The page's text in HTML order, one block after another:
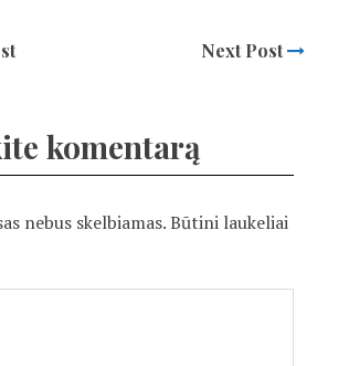
Next Post
komentarą
nebus skelbiamas.Būtini laukeliai